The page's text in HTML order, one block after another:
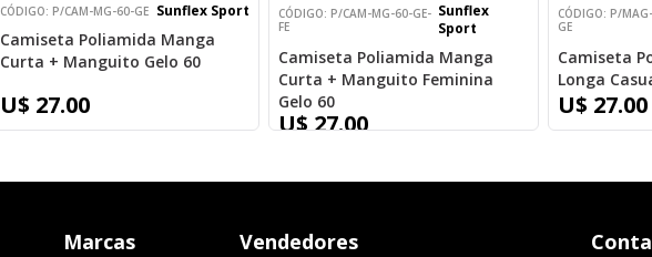
CÓDIGO: P/CAM-MG-60-GE Sunflex Sport
Camiseta Poliamida Manga
Curta + Manguito Gelo 60
U$ 27.00
CÓDIGO: P/CAM-MG-60-GE-
FE
Sunflex
Sport
Camiseta Poliamida Manga
Curta + Manguito Feminina
Gelo 60
U$ 27.00
CÓDIGO: P/
GE
Camiseta
Longa
U$ 27.00
Marcas Vendedores